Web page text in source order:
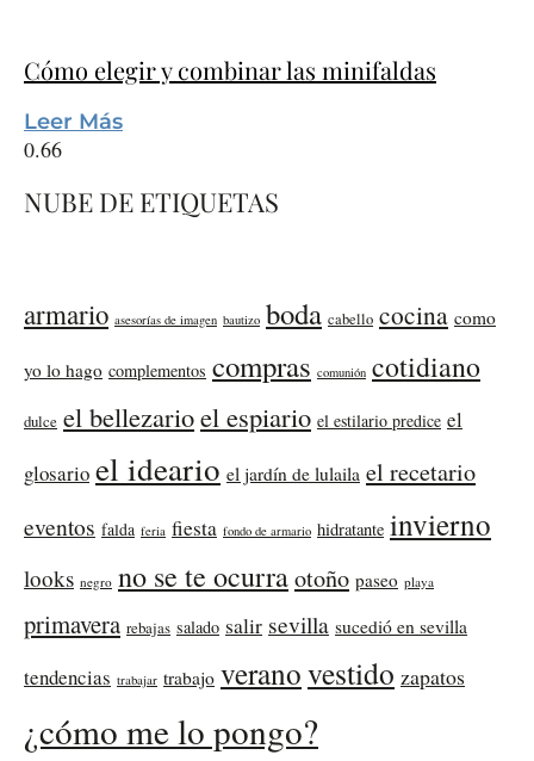
Cómo elegir y combinar las minifaldas
Leer Más
NUBE DE ETIQUETAS
armario asesorías de imagen bautizo boda cabello cocina como
yo lo hago complementos compras comunión cotidiano
dulce el bellezarioel espiario el estilario predice el
glosario el ideario el jardín de lulaila el recetario
eventos falda feria fiesta fondo de armario hidratante invierno
looks negro no se te ocurraotoño paseo playa
primavera rebajas salado salir sevilla sucedió en sevilla
tendencias trabajar trabajo veranovestido zapatos
¿cómo me lo pongo?